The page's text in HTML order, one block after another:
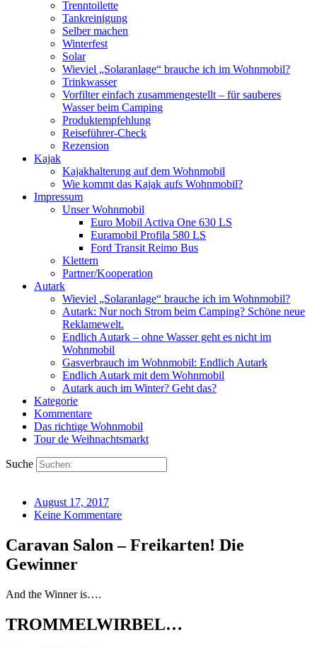
Trenntoilette
Tankreinigung
Selber machen
Winterfest
Solar
Wieviel „Solaranlage“ brauche ich im Wohnmobil?
Trinkwasser
Vorfilter einfach zusammengestellt – für sauberes
Wasser beim Camping
Produktempfehlung
Reiseführer-Check
Rezension
Kajak
Kajakhalterung auf dem Wohnmobil
Wie kommt das Kajak aufs Wohnmobil?
Impressum
Unser Wohnmobil
Euro Mobil Activa One 630 LS
Euramobil Profila 580 LS
Ford Transit Reimo Bus
Klettern
Partner/Kooperation
Autark
Wieviel „Solaranlage“ brauche ich im Wohnmobil?
Autark: Nur noch Strom beim Camping? Schöne neue
Reklamewelt.
Endlich Autark – ohne Wasser geht es nicht im
Wohnmobil
Gasverbrauch im Wohnmobil: Endlich Autark
Endlich Autark mit dem Wohnmobil
Autark auch im Winter? Geht das?
Kategorie
Kommentare
Das richtige Wohnmobil
Tour de Weihnachtsmarkt
Suche
August 17, 2017
Keine Kommentare
Caravan Salon – Freikarten! Die
Gewinner
And the Winner is….
TROMMELWIRBEL…